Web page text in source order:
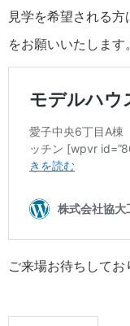
見学を希望される
をお願いいたします
ご来場お待ちして